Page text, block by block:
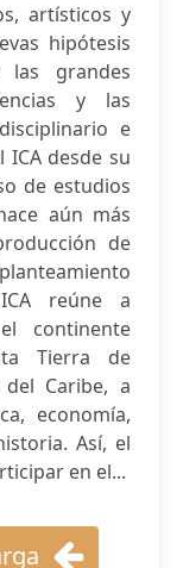
artísticos y
hipótesis
las grandes
y las
e
desde su
de estudios
aún más
de
reúne a
continente
Tierra de
Caribe, a
economía,
Así, el
en el...